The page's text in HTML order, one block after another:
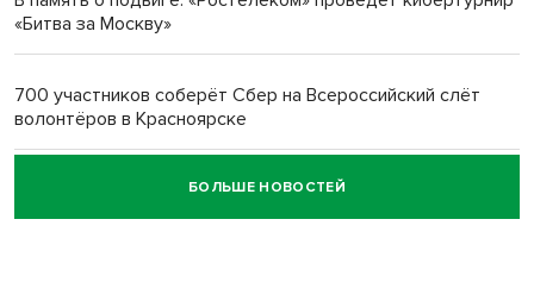
«Битва за Москву»
700 участников соберёт Сбер на Всероссийский слёт
волонтёров в Красноярске
Честный выбор: видеонаблюдение обеспечит
объективность результатов ЕДГ в Новосибирской
БОЛЬШЕ НОВОСТЕЙ